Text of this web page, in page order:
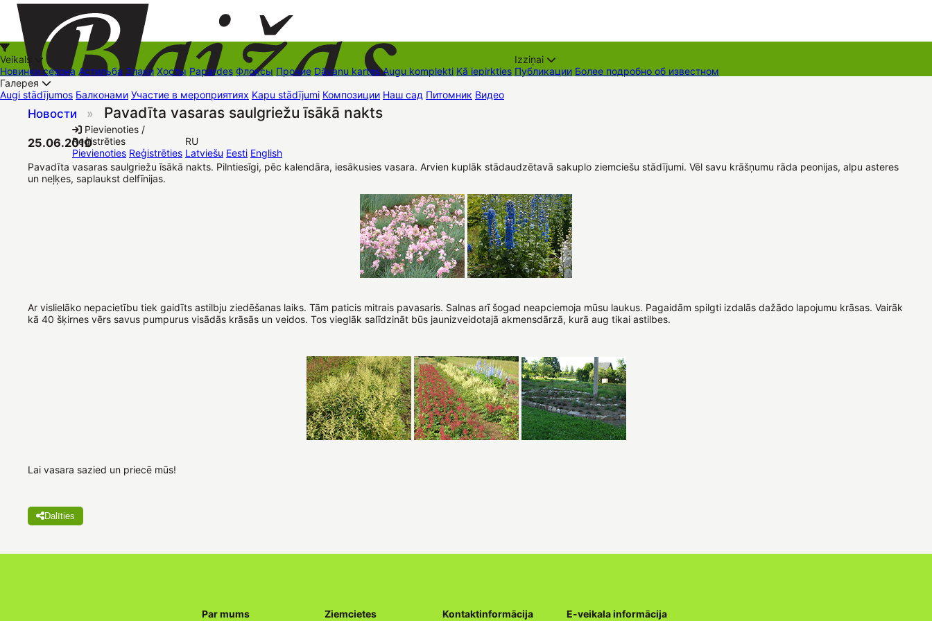
+37126545879 baizas@baizas.lv
Pievienoties /
Reģistrēties
Pievienoties Reģistrēties
RU
Latviešu Eesti English
Veikals
Новинки сезона Астильба Злаки Хосты Papardes Флоксы Прочие Dāvanu kartes Augu komplekti Kā iepirkties
Izziņai
Публикации Более подробно об известном
Галерея
Augi stādījumos Балконами Участие в мероприятиях Kapu stādījumi Композиции Наш сад Питомник Видео
Новости » Pavadīta vasaras saulgriežu īsākā nakts
25.06.2010
Pavadīta vasaras saulgriežu īsākā nakts. Pilntiesīgi, pēc kalendāra, iesākusies vasara. Arvien kuplāk stādaudzētavā sakuplo ziemciešu stādījumi. Vēl savu krāšņumu rāda peonijas, alpu asteres
un neļķes, saplaukst delfīnijas.
Ar vislielāko nepacietību tiek gaidīts astilbju ziedēšanas laiks. Tām paticis mitrais pavasaris. Salnas arī šogad neapciemoja mūsu laukus. Pagaidām spilgti izdalās dažādo lapojumu krāsas. Vairāk
kā 40 šķirnes vērs savus pumpurus visādās krāsās un veidos. Tos vieglāk salīdzināt būs jaunizveidotajā akmensdārzā, kurā aug tikai astilbes.
Lai vasara sazied un priecē mūs!
Dalīties
Par mums Ziemcietes Kontaktinformācija E-veikala informācija